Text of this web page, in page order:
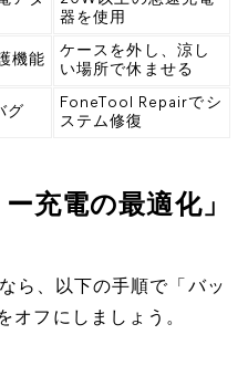
器を使用
機能
ケースを外し、涼し
い場所で休ませる
グ
FoneTool Repairでシ
ステム修復
充電の最適化」
ら、以下の手順で「バッ
オフにしましょう。